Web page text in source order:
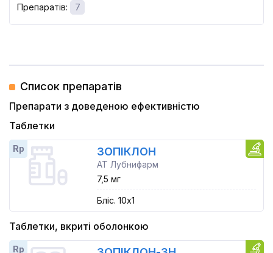
Препаратів: 7
Список препаратів
Препарати з доведеною ефективністю
Таблетки
Rp ЗОПІКЛОН
АТ Лубнифарм
7,5 мг
Бліс. 10x1
Таблетки, вкриті оболонкою
Rp